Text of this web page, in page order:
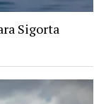
Sigorta